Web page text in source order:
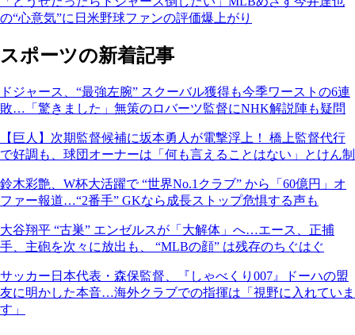
の“心意気”に日米野球ファンの評価爆上がり
スポーツの新着記事
ドジャース、“最強左腕” スクーバル獲得も今季ワーストの6連
敗…「驚きました」無策のロバーツ監督にNHK解説陣も疑問
【巨人】次期監督候補に坂本勇人が電撃浮上！ 橋上監督代行
で好調も、球団オーナーは「何も言えることはない」とけん制
鈴木彩艶、W杯大活躍で “世界No.1クラブ” から「60億円」オ
ファー報道…“2番手” GKなら成長ストップ危惧する声も
大谷翔平 “古巣” エンゼルスが「大解体」へ…エース、正捕
手、主砲を次々に放出も、 “MLBの顔” は残存のちぐはぐ
サッカー日本代表・森保監督、『しゃべくり007』ドーハの盟
友に明かした本音…海外クラブでの指揮は「視野に入れていま
す」